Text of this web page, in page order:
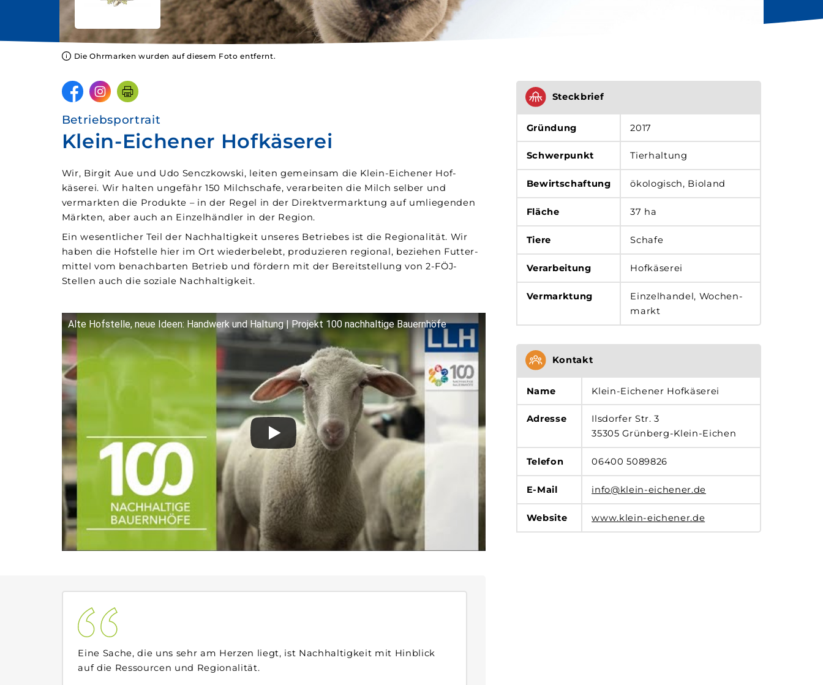
Die Ohrmarken wurden auf diesem Foto entfernt.
Betriebsportrait
Klein-Eichener Hofkäserei
Wir, Birgit Aue und Udo Senczkowski, leiten gemeinsam die Klein-Eichener Hof­
käserei. Wir halten ungefähr 150 Milch­schafe, verarbeiten die Milch selber und
vermarkten die Produkte – in der Regel in der Direkt­vermarktung auf umliegenden
Märkten, aber auch an Einzel­händler in der Region.
Ein wesentlicher Teil der Nach­haltigkeit unseres Betriebes ist die Regionalität. Wir
haben die Hof­stelle hier im Ort wieder­belebt, produzieren regional, beziehen Futter­
mittel vom benachbarten Betrieb und fördern mit der Bereit­stellung von 2-FÖJ-
Stellen auch die soziale Nach­haltigkeit.
Alte Hofstelle, neue Ideen: Handwerk und Haltung | Projekt 100 nachhaltige Bauernhöfe
Eine Sache, die uns sehr am Herzen liegt, ist Nach­haltigkeit mit Hinblick
auf die Ressourcen und Regionalität.
Steckbrief
Gründung 2017
Schwerpunkt Tierhaltung
Bewirtschaftung ökologisch, Bioland
Fläche 37 ha
Tiere Schafe
Verarbeitung Hofkäserei
Vermarktung
Einzelhandel, Wochen­
markt
Kontakt
Name Klein-Eichener Hofkäserei
Adresse
Ilsdorfer Str. 3
35305 Grünberg-Klein-Eichen
Telefon 06400 5089826
E-Mail info@klein-eichener.de
Website www.klein-eichener.de